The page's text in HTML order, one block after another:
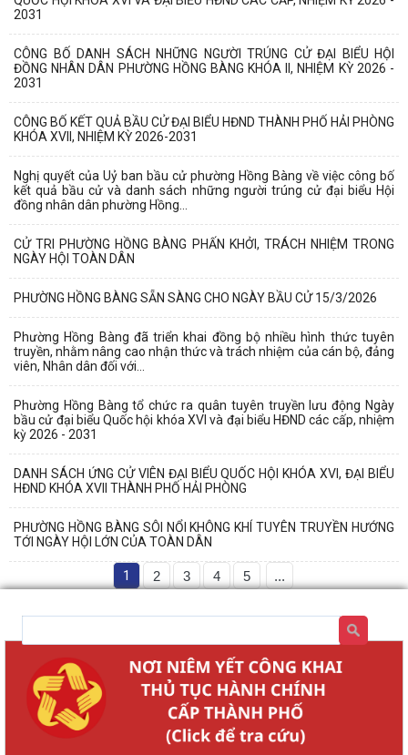
2031
CÔNG BỐ DANH SÁCH NHỮNG NGƯỜI TRÚNG CỬ ĐẠI BIỂU HỘI
ĐỒNG NHÂN DÂN PHƯỜNG HỒNG BÀNG KHÓA II, NHIỆM KỲ 2026 -
2031
CÔNG BỐ KẾT QUẢ BẦU CỬ ĐẠI BIỂU HĐND THÀNH PHỐ HẢI PHÒNG
KHÓA XVII, NHIỆM KỲ 2026-2031
Nghị quyết của Uỷ ban bầu cử phường Hồng Bàng về việc công bố
kết quả bầu cử và danh sách những người trúng cử đại biểu Hội
đồng nhân dân phường Hồng...
CỬ TRI PHƯỜNG HỒNG BÀNG PHẤN KHỞI, TRÁCH NHIỆM TRONG
NGÀY HỘI TOÀN DÂN
PHƯỜNG HỒNG BÀNG SẴN SÀNG CHO NGÀY BẦU CỬ 15/3/2026
Phường Hồng Bàng đã triển khai đồng bộ nhiều hình thức tuyên
truyền, nhằm nâng cao nhận thức và trách nhiệm của cán bộ, đảng
viên, Nhân dân đối với...
Phường Hồng Bàng tổ chức ra quân tuyên truyền lưu động Ngày
bầu cử đại biểu Quốc hội khóa XVI và đại biểu HĐND các cấp, nhiệm
kỳ 2026 - 2031
DANH SÁCH ỨNG CỬ VIÊN ĐẠI BIỂU QUỐC HỘI KHÓA XVI, ĐẠI BIỂU
HĐND KHÓA XVII THÀNH PHỐ HẢI PHÒNG
PHƯỜNG HỒNG BÀNG SÔI NỔI KHÔNG KHÍ TUYÊN TRUYỀN HƯỚNG
TỚI NGÀY HỘI LỚN CỦA TOÀN DÂN
1 2 3 4 5 ...